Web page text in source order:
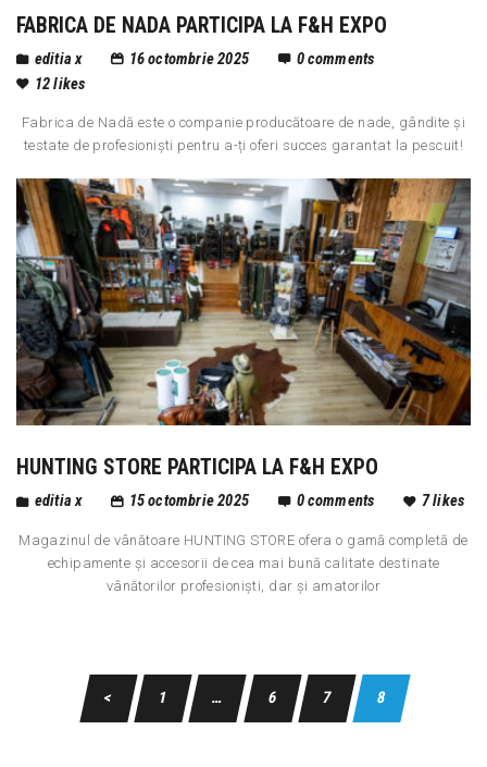
FABRICA DE NADA PARTICIPA LA F&H EXPO
editia x 16 octombrie 2025 0comments
12likes
Fabrica de Nadă este o companie producătoare de nade, gândite și
testate de profesioniști pentru a-ți oferi succes garantat la pescuit!
HUNTING STORE PARTICIPA LA F&H EXPO
editia x 15 octombrie 2025 0comments 7likes
Magazinul de vânătoare HUNTING STORE ofera o gamă completă de
echipamente și accesorii de cea mai bună calitate destinate
vânătorilor profesioniști, dar și amatorilor
< 1 … 6 7 8